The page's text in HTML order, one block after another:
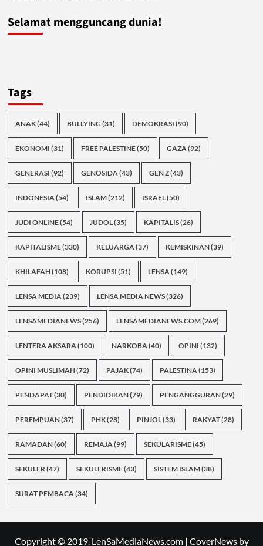
Selamat mengguncang dunia!
Tags
ANAK(44) BULLYING (31) DEMOKRASI (90)
EKONOMI (31) FREE PALESTINE(50) GAZA(92)
GENERASI (92) GENOSIDA(43) GEN Z(43)
INDONESIA(54) ISLAM(212) ISRAEL(50)
JUDI ONLINE(54) JUDOL(35) KAPITALIS(26)
KAPITALISME(330) KELUARGA(37) KEMISKINAN(39)
KHILAFAH(108) KORUPSI (51) LENSA(149)
LENSA MEDIA(239) LENSA MEDIA NEWS(326)
LENSAMEDIANEWS(256) LENSAMEDIANEWS.COM(269)
LENTERA AKSARA(100) NARKOBA(40) OPINI (132)
OPINI MUSLIMAH(72) PAJAK(74) PALESTINA(153)
PENDAPAT(30) PENDIDIKAN(79) PENGANGGURAN(29)
PEREMPUAN(37) PHK(28) PINJOL(33) RAKYAT(28)
RAMADAN(60) REMAJA(99) SEKULARISME(45)
SEKULER(47) SEKULERISME(43) SISTEM ISLAM(38)
SURAT PEMBACA(34)
Copyright © 2019. LenSaMediaNews.com | CoverNewsby